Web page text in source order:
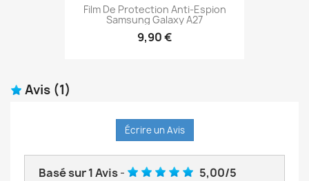
Film De Protection Anti-Espion
Samsung Galaxy A27
9,90 €
Avis (1)
Écrire un Avis
Basé sur1Avis- 5,00/5